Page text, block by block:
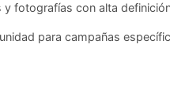
fotografías con alta
para campañas